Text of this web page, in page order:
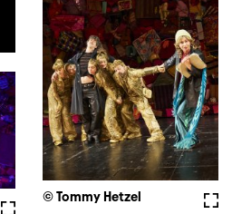
© Tommy Hetzel
Vollbild